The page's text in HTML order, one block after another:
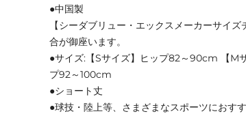
●中国製
【シーダブリュー・エックスメーカーサイ
合が御座います。
●サイズ:【Sサイズ】ヒップ82～90cm 【M
プ92～100cm
●ショート丈
●球技・陸上等、さまざまなスポーツにおすす